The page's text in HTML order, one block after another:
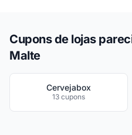
Cupons de lojas
Malte
Cervejabox
13 cupons